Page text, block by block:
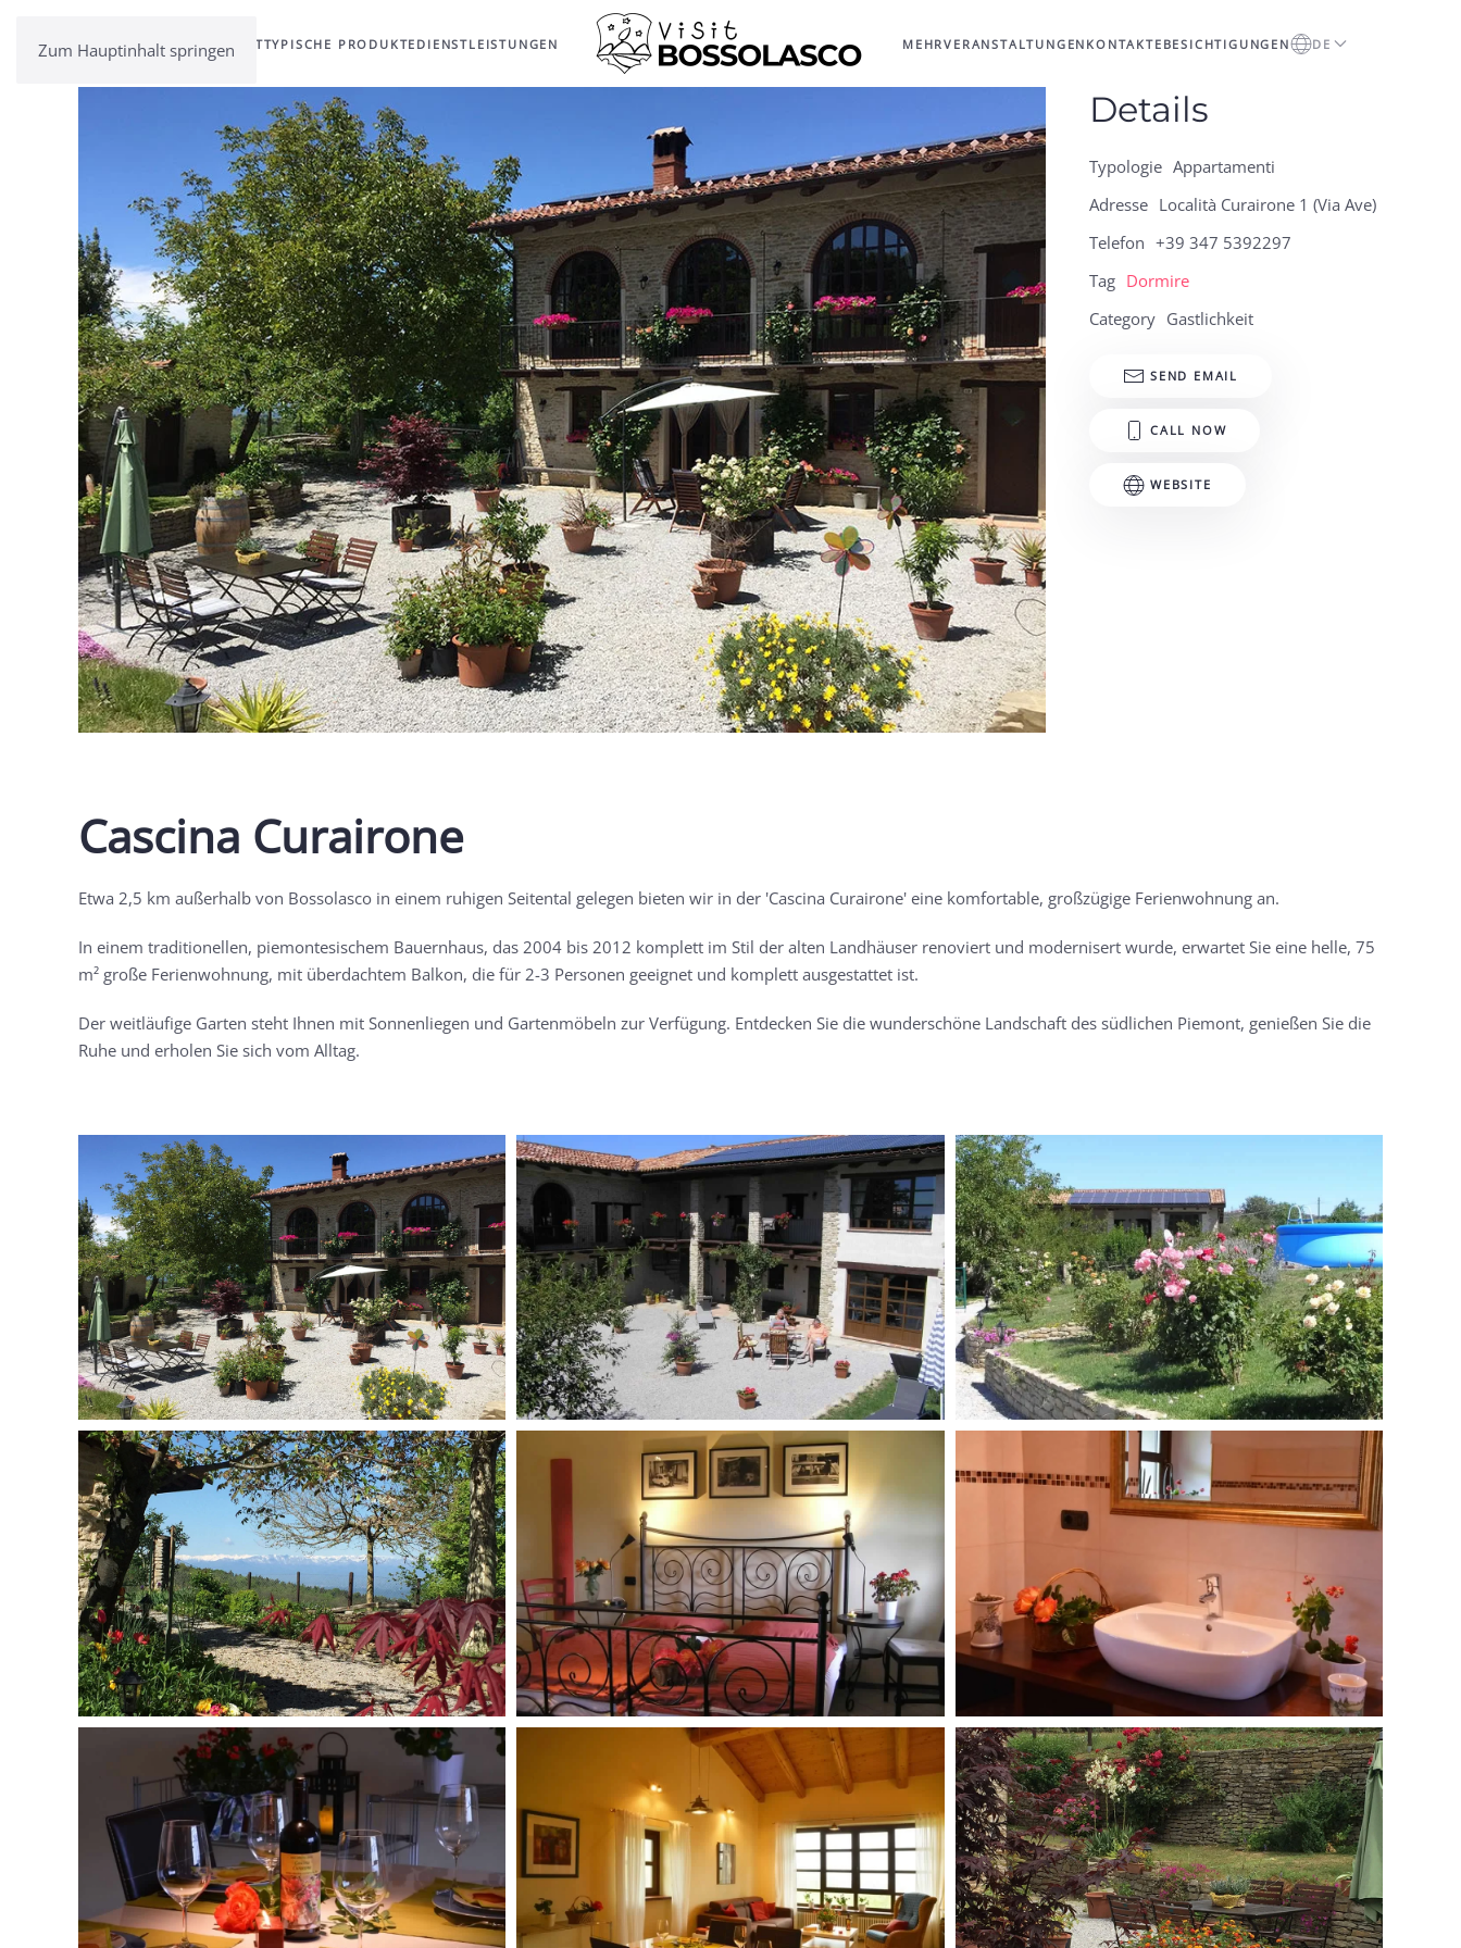
Zum Hauptinhalt springen
BOSSOLASCOGASTLICHKEITTYPISCHE PRODUKTE DIENSTLEISTUNGEN MEHRVERANSTALTUNGEN KONTAKTE BESICHTIGUNGEN DE
Details
Typologie Appartamenti
Adresse Località Curairone 1 (Via Ave)
Telefon +39 347 5392297
Tag Dormire
Category Gastlichkeit
SEND EMAIL
CALL NOW
WEBSITE
Cascina Curairone
Etwa 2,5 km außerhalb von Bossolasco in einem ruhigen Seitental gelegen bieten wir in der 'Cascina Curairone' eine komfortable, großzügige Ferienwohnung an.
In einem traditionellen, piemontesischem Bauernhaus, das 2004 bis 2012 komplett im Stil der alten Landhäuser renoviert und modernisert wurde, erwartet Sie eine helle, 75
m² große Ferienwohnung, mit überdachtem Balkon, die für 2-3 Personen geeignet und komplett ausgestattet ist.
Der weitläufige Garten steht Ihnen mit Sonnenliegen und Gartenmöbeln zur Verfügung. Entdecken Sie die wunderschöne Landschaft des südlichen Piemont, genießen Sie die
Ruhe und erholen Sie sich vom Alltag.
MORE... MORE... MORE...
MORE... MORE...
MORE... MORE... MORE...